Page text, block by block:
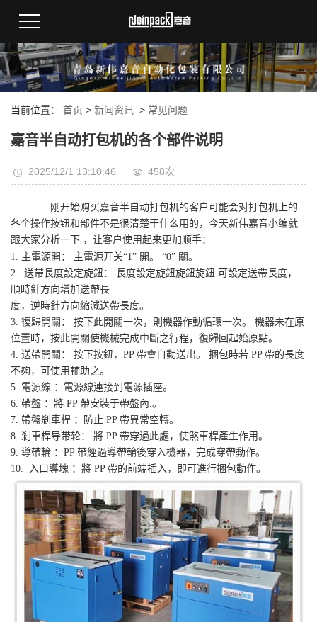
当前位置： 首页 > 新闻资讯 > 常见问题
嘉音半自动打包机的各个部件说明
2025/12/1 13:10:46 458次
刚开始购买嘉音半自动打包机的客户可能会对打包机上的
各个操作按钮和部件不是很清楚干什么用的，今天新伟嘉音小编就
跟大家分析一下 ，让客户使用起来更加顺手：
1. 主電源開： 主電源开关“1” 開。 “0” 關。
2. 送帶長度設定旋鈕： 長度設定旋鈕旋鈕旋鈕 可設定送帶長度，
順時針方向增加送帶長
度，逆時針方向縮減送帶長度。
3. 復歸開關： 按下此開關一次，則機器作動循環一次。 機器未在原
位置時，按此開關使機械完成中斷之行程，復歸回起始原點。
4. 送帶開關： 按下按鈕，PP 帶會自動送出。 捆包時若 PP 帶的長度
不夠，可使用輔助之。
5. 電源線 ：電源線連接到電源插座。
6. 帶盤 ：將 PP 帶安裝于帶盤內.。
7. 帶盤剎車桿 ：防止 PP 帶異常空轉。
8. 剎車桿导带轮： 將 PP 帶穿過此處，使煞車桿產生作用。
9. 導帶輪 ：PP 帶經過導帶輪後穿入機器，完成穿帶動作。
10. 入口導塊 ：將 PP 帶的前端插入，即可進行捆包動作。